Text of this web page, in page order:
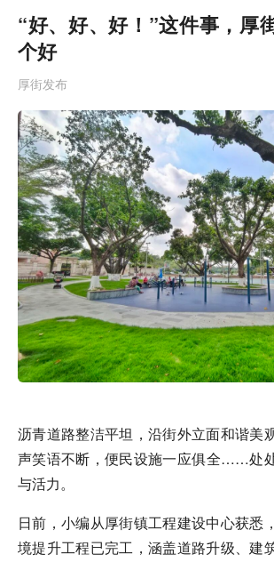
“好、好、好！”这件事，厚
个好
厚街发布
沥青道路整洁平坦，沿街外立面和谐美
声笑语不断，便民设施一应俱全……处
与活力。
日前，小编从厚街镇工程建设中心获悉
境提升工程已完工，涵盖道路升级、建